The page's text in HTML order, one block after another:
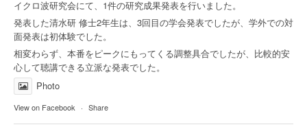
イクロ波研究会にて、1件の研究成果発表を行いました。
発表した清水研 修士2年生は、3回目の学会発表でしたが、学外での対
面発表は初体験でした。
相変わらず、本番をピークにもってくる調整具合でしたが、比較的安
心して聴講できる立派な発表でした。
Photo
View on Facebook · Share